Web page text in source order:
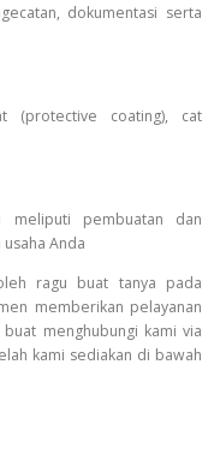
dokumentasi serta
(protective coating), cat
meliputi pembuatan dan
Anda
ragu buat tanya pada
memberikan pelayanan
menghubungi kami via
kami sediakan di bawah